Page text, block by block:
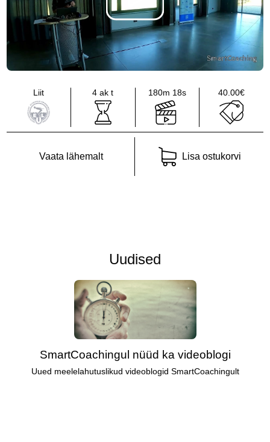
Liit 4 ak t 180m 18s 40.00€
Vaata lähemalt Lisa ostukorvi
Uudised
SmartCoachingul nüüd ka videoblogi
Uued meelelahutuslikud videoblogid SmartCoachingult